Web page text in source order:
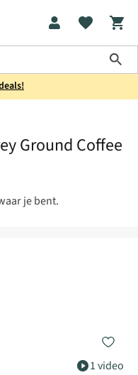
1 video
Ground Coffee
je bent.